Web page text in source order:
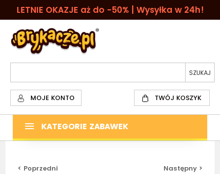
LETNIE OKAZJE aż do -50% | Wysyłka w 24h!
MOJE KONTO TWÓJ KOSZYK
KATEGORIE ZABAWEK
< Poprzedni Następny >